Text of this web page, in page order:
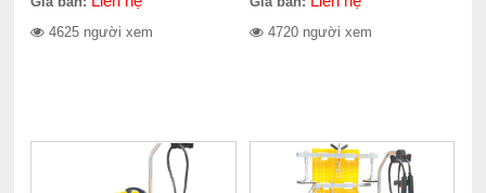
4625 người xem 4720 người xem